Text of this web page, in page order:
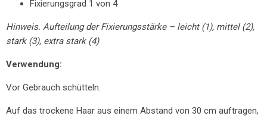
Fixierungsgrad 1 von 4
Hinweis. Aufteilung der Fixierungsstärke – leicht (1), mittel (2),
stark (3), extra stark (4)
Verwendung:
Vor Gebrauch schütteln.
Auf das trockene Haar aus einem Abstand von 30 cm auftragen,